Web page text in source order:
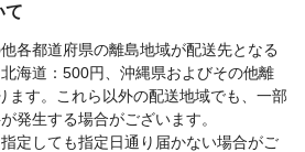
て
各都道府県の離島地域が配送先となる
海道：500円、沖縄県およびその他離
ます。これら以外の配送地域でも、一部
発生する場合がございます。
定しても指定日通り届かない場合がご